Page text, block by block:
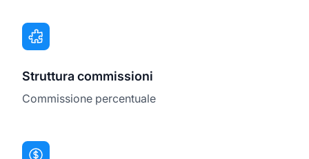
Struttura commissioni
Commissione percentuale